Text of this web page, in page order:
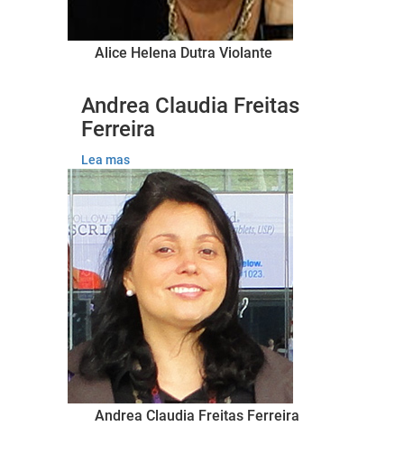
Alice Helena Dutra Violante
Andrea Claudia Freitas
Ferreira
Lea mas
Andrea Claudia Freitas Ferreira